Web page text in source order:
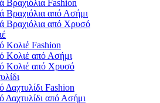
Βραχιόλια Fashion
Βραχιόλια από Ασήμι
Βραχιόλια από Χρυσό
Κολιέ Fashion
Κολιέ από Ασήμι
Κολιέ από Χρυσό
Δαχτυλίδι Fashion
Δαχτυλίδι από Ασήμι